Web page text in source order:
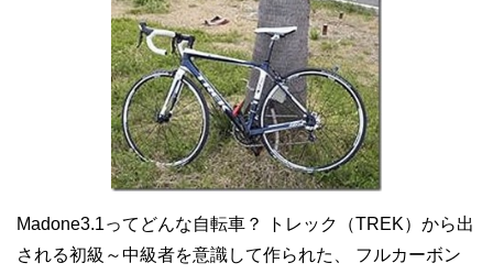
Madone3.1ってどんな自転車？ トレック（TREK）から出
される初級～中級者を意識して作られた、 フルカーボン